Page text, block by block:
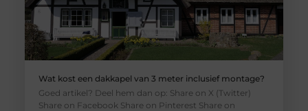
Wat kost een dakkapel van 3 meter inclusief montage?
Goed artikel? Deel hem dan op: Share on X (Twitter)
Share on Facebook Share on Pinterest Share on